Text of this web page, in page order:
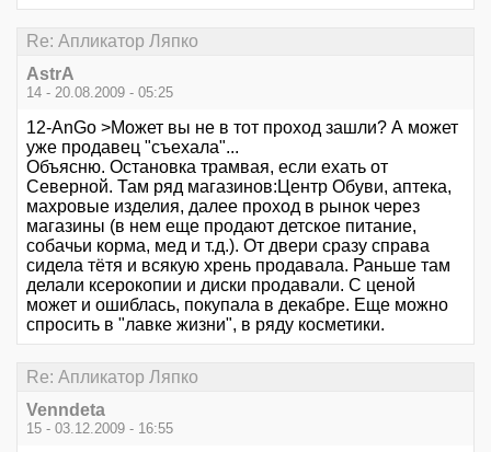
Re: Апликатор Ляпко
AstrA
14 - 20.08.2009 - 05:25
12-AnGo >Может вы не в тот проход зашли? А может
уже продавец "съехала"...
Объясню. Остановка трамвая, если ехать от
Северной. Там ряд магазинов:Центр Обуви, аптека,
махровые изделия, далее проход в рынок через
магазины (в нем еще продают детское питание,
собачьи корма, мед и т.д.). От двери сразу справа
сидела тётя и всякую хрень продавала. Раньше там
делали ксерокопии и диски продавали. С ценой
может и ошиблась, покупала в декабре. Еще можно
спросить в "лавке жизни", в ряду косметики.
Re: Апликатор Ляпко
Venndeta
15 - 03.12.2009 - 16:55